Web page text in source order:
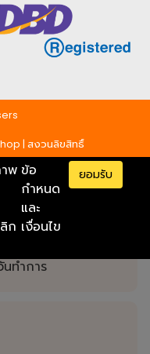
งทาง:
Facebook:
@thaisupershop
ค้า)
งกุ่ม เขตบึงกุ่ม กทม.
นทำการ
| สงวนลิขสิทธิ์
าพ
ก
ข้อ
กำหนด
และ
เงื่อนไข
ยอมรับ